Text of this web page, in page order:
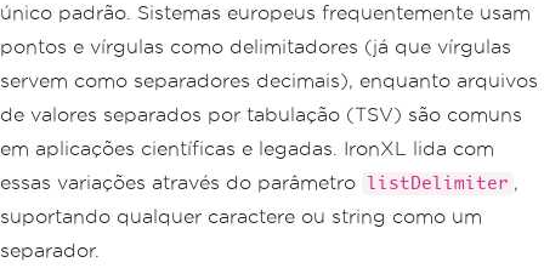
único padrão. Sistemas europeus frequentemente usam
pontos e vírgulas como delimitadores (já que vírgulas
servem como separadores decimais), enquanto arquivos
de valores separados por tabulação (TSV) são comuns
em aplicações científicas e legadas. IronXL lida com
essas variações através do parâmetro
listDelimiter ,
suportando qualquer caractere ou string como um
separador.